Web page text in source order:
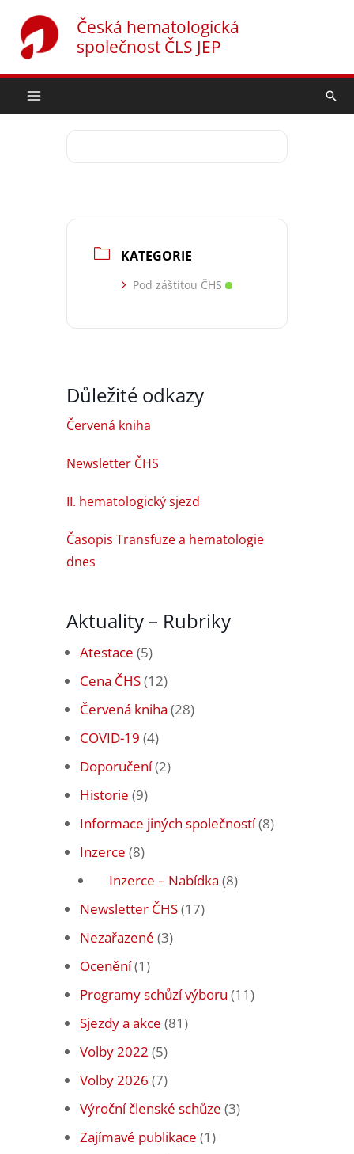
obsah
Česká hematologická
společnost ČLS JEP
KATEGORIE
Pod záštitou ČHS
Důležité odkazy
Červená kniha
Newsletter ČHS
II. hematologický sjezd
Časopis Transfuze a hematologie
dnes
Aktuality – Rubriky
Atestace (5)
Cena ČHS(12)
Červená kniha (28)
COVID-19 (4)
Doporučení(2)
Historie (9)
Informace jiných společností(8)
Inzerce (8)
Inzerce – Nabídka (8)
Newsletter ČHS(17)
Nezařazené (3)
Ocenění(1)
Programy schůzí výboru (11)
Sjezdy a akce (81)
Volby 2022 (5)
Volby 2026 (7)
Výroční členské schůze (3)
Zajímavé publikace (1)